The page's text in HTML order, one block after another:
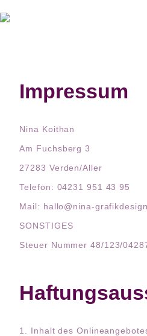
Impressum
Nina Koithan
Am Fuchsberg 3
27283 Verden/Aller
Telefon: 04231 951 43 95
Mail: hallo@nina-
SONSTIGES
Steuer Nummer 48/123/
1. Inhalt des